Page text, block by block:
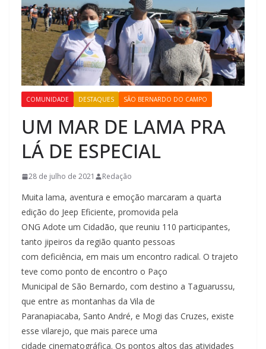
COMUNIDADE DESTAQUES SÃO BERNARDO DO CAMPO
UM MAR DE LAMA PRA
LÁ DE ESPECIAL
28 de julho de 2021 Redação
Muita lama, aventura e emoção marcaram a quarta
edição do Jeep Eficiente, promovida pela
ONG Adote um Cidadão, que reuniu 110 participantes,
tanto jipeiros da região quanto pessoas
com deficiência, em mais um encontro radical. O trajeto
teve como ponto de encontro o Paço
Municipal de São Bernardo, com destino a Taguarussu,
que entre as montanhas da Vila de
Paranapiacaba, Santo André, e Mogi das Cruzes, existe
esse vilarejo, que mais parece uma
cidade cinematográfica. Os pontos altos das atividades